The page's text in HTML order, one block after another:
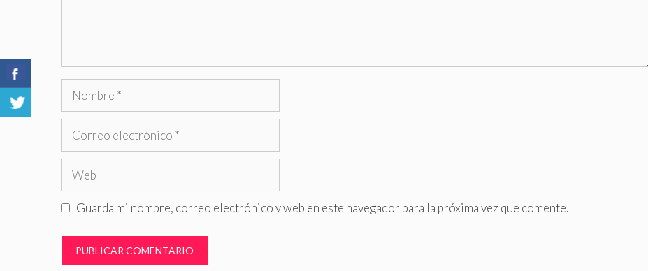
Nombre
Correo
Web
Guarda mi nombre, correo electrónico y web en este navegador para la próxima vez que comente.